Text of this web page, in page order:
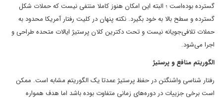
گسترده بوده‌است ؛ البته این امکان هنوز کاملا منتفی نیست که حملات شکل
گسترده و سطح بالا به خود بگیرد. نکته پنهان در کلیت رفتار آمریکا محدود به
حملات تلافی‌جویانه نیست و تحت دکترین کلان پرستیژ ایالات متحده طراحی و
اجرا می‌شود.
الگوریتم منافع و پرستیژ
رفتار شناسی واشنگتن در حفظ پرستیژ عمدتا یک الگوریتم مشابه است. ممکن
است برخی جزییات در دوره‌های زمانی متفاوت بوده باشد اما هدف همواره